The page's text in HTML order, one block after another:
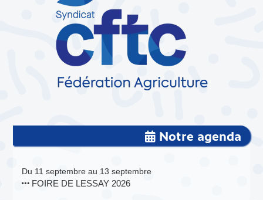
Notre agenda
Du 11 septembre au 13 septembre
FOIRE DE LESSAY 2026